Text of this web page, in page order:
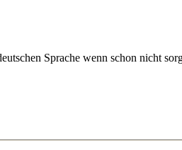
Sprache wenn schon nicht